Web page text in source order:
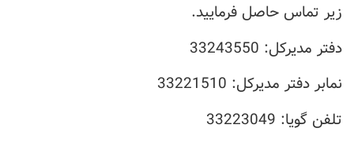
زیر تماس حاصل فرمایید.
دفتر مدیرکل: 33243550
نمابر دفتر مدیرکل: 33221510
تلفن گویا: 33223049